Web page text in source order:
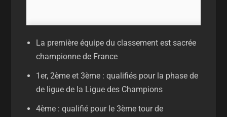
La première équipe du classement est sacrée
championne de France
1er, 2ème et 3ème : qualifiés pour la phase de
de ligue de la Ligue des Champions
4ème : qualifié pour le 3ème tour de